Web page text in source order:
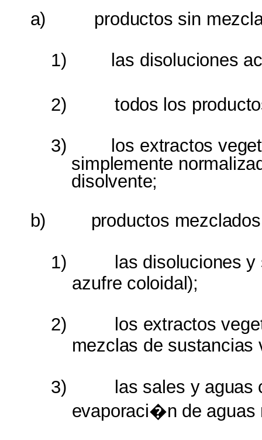
a) productos sin
1) las disoluciones
2) todos los
3) los extractos
simplemente
disolvente;
b)
productos
1) las disoluciones y
azufre coloidal);
2) los extractos
mezclas de sustancias
3) las sales y aguas
evaporaci�n de aguas